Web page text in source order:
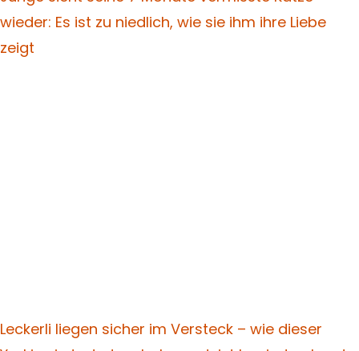
wieder: Es ist zu niedlich, wie sie ihm ihre Liebe
zeigt
Leckerli liegen sicher im Versteck – wie dieser